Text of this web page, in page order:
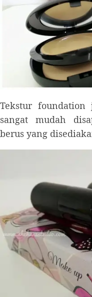
Tekstur
sangat mudah
berus yang